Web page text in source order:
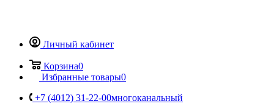
Личный кабинет
Корзина0
Избранные товары0
+7 (4012) 31-22-00многоканальный